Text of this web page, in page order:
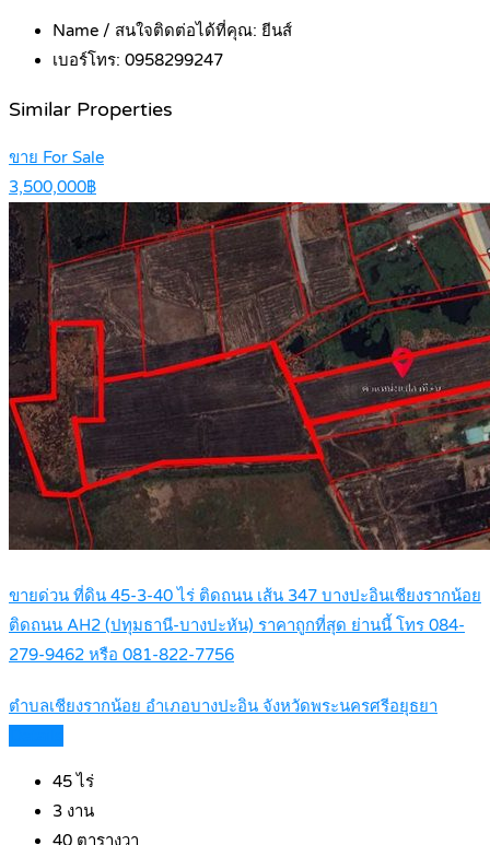
Name / สนใจติดต่อได้ที่คุณ: ยีนส์
เบอร์โทร: 0958299247
Similar Properties
ขาย For Sale
3,500,000฿
ขายด่วน ที่ดิน 45-3-40 ไร่ ติดถนน เส้น 347 บางปะอินเชียงรากน้อย
ติดถนน AH2 (ปทุมธานี-บางปะหัน) ราคาถูกที่สุด ย่านนี้ โทร 084-
279-9462 หรือ 081-822-7756
ตำบลเชียงรากน้อย อำเภอบางปะอิน จังหวัดพระนครศรีอยุธยา
45 ไร่
3 งาน
40 ตารางวา